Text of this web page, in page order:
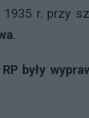
r. przy
.
były